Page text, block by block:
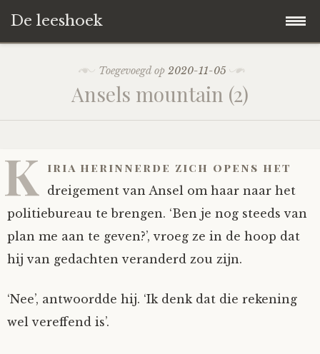
De leeshoek
De Leeshoek
Wie zijn we?
Nieuw op de site
Woordenboek
De hele kast
Alternatieve straffen
Instrumenten
HD-Archief
Hoe geef je?
Hoe krijg je?
Verhalen
Alle verhalen
Verhalen van De Leeshoek
Polls
Averechts
Toegevoegd op 2020-11-05
Ansels mountain (2)
K iria herinnerde zich opens het
dreigement van Ansel om haar naar het
politiebureau te brengen. ‘Ben je nog steeds van
plan me aan te geven?’, vroeg ze in de hoop dat
hij van gedachten veranderd zou zijn.
‘Nee’, antwoordde hij. ‘Ik denk dat die rekening
wel vereffend is’.